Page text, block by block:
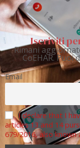
Iscriviti
Rimani
CoEHAR. Puoi
Email
I declare that I
articles 13 and 14
679/2016, also known